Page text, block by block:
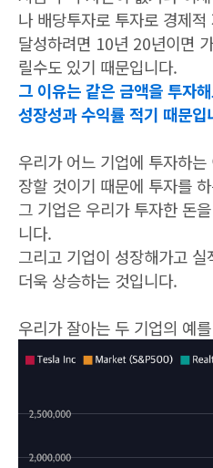
나 배당투자로 투자로 경제
달성하려면 10년 20년이면
릴수도 있기 때문입니다.
그 이유는 같은 금액을 투자
성장성과 수익률 적기 때문입
우리가 어느 기업에 투자하
장할 것이기 때문에 투자를
그 기업은 우리가 투자한 돈
니다.
그리고 기업이 성장해가고
더욱 상승하는 것입니다.
우리가 잘아는 두 기업의 예